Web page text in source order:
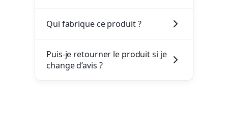
Qui fabrique ce produit ?
Puis-je retourner le produit si je
change d’avis ?